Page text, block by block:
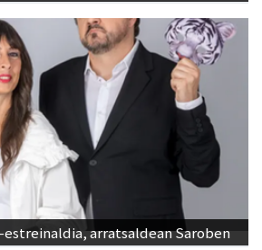
arratsaldean Saroben